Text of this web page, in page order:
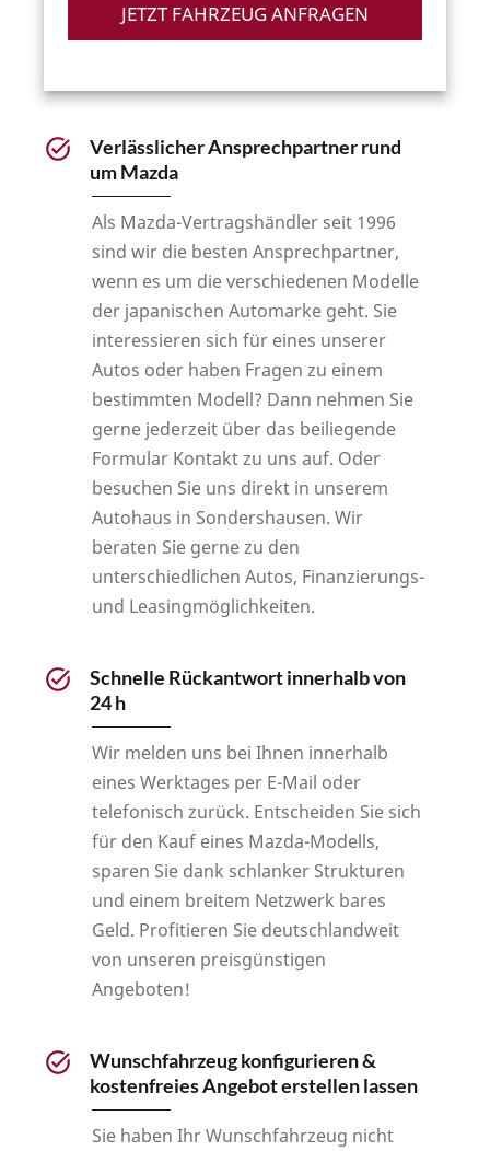
Verlässlicher Ansprechpartner rund
um Mazda
Als Mazda-Vertragshändler seit 1996
sind wir die besten Ansprechpartner,
wenn es um die verschiedenen Modelle
der japanischen Automarke geht. Sie
interessieren sich für eines unserer
Autos oder haben Fragen zu einem
bestimmten Modell? Dann nehmen Sie
gerne jederzeit über das beiliegende
Formular Kontakt zu uns auf. Oder
besuchen Sie uns direkt in unserem
Autohaus in Sondershausen. Wir
beraten Sie gerne zu den
unterschiedlichen Autos, Finanzierungs-
und Leasingmöglichkeiten.
Schnelle Rückantwort innerhalb von
24 h
Wir melden uns bei Ihnen innerhalb
eines Werktages per E-Mail oder
telefonisch zurück. Entscheiden Sie sich
für den Kauf eines Mazda-Modells,
sparen Sie dank schlanker Strukturen
und einem breitem Netzwerk bares
Geld. Profitieren Sie deutschlandweit
von unseren preisgünstigen
Angeboten!
Wunschfahrzeug konfigurieren &
kostenfreies Angebot erstellen lassen
Sie haben Ihr Wunschfahrzeug nicht
n
r
t
JETZT FAHRZEUG ANFRAGEN